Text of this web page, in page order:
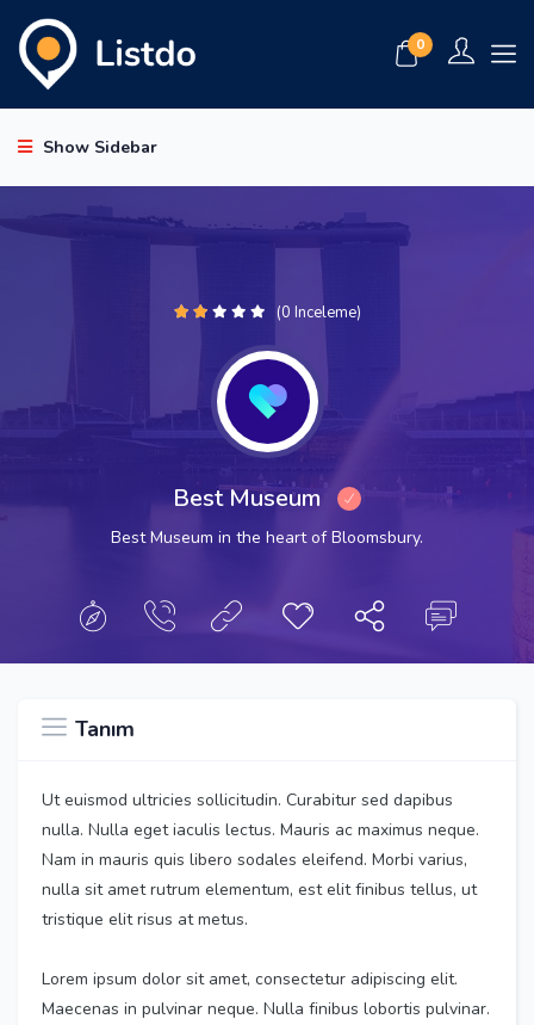
0
Show Sidebar
(0 Inceleme)
Best Museum
Best Museum in the heart of Bloomsbury.
Tanım
Ut euismod ultricies sollicitudin. Curabitur sed dapibus
nulla. Nulla eget iaculis lectus. Mauris ac maximus neque.
Nam in mauris quis libero sodales eleifend. Morbi varius,
nulla sit amet rutrum elementum, est elit finibus tellus, ut
tristique elit risus at metus.
Lorem ipsum dolor sit amet, consectetur adipiscing elit.
Maecenas in pulvinar neque. Nulla finibus lobortis pulvinar.